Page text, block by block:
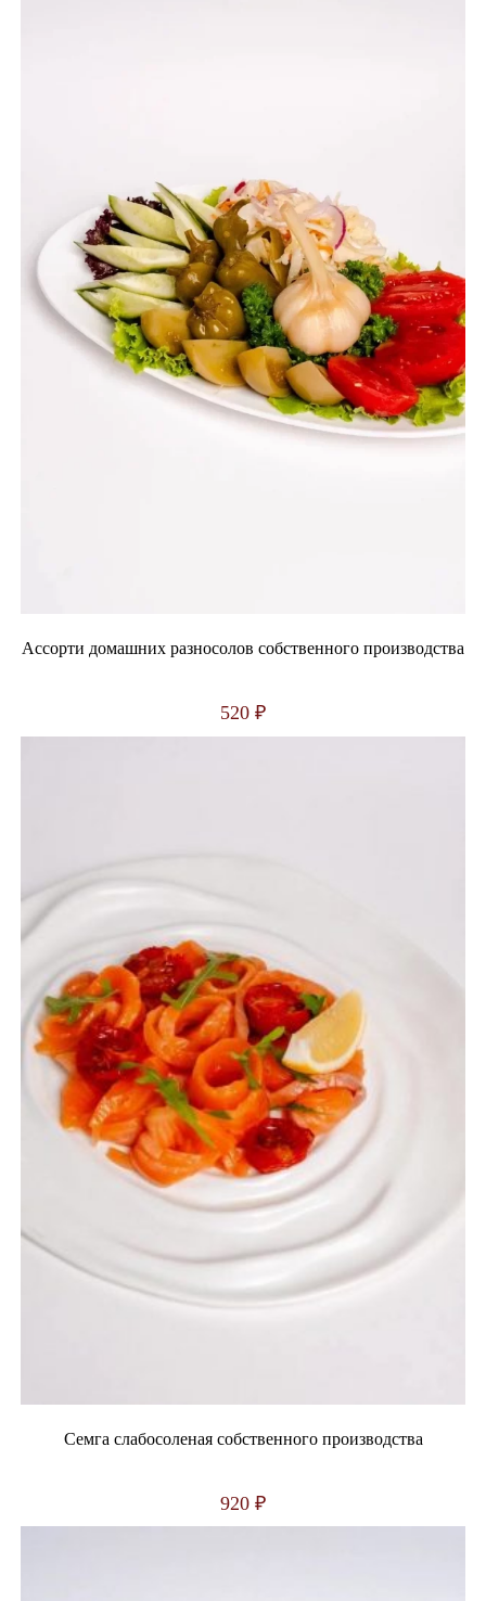
Ассорти домашних разносолов собственного производства
520 ₽
Семга слабосоленая собственного производства
920 ₽